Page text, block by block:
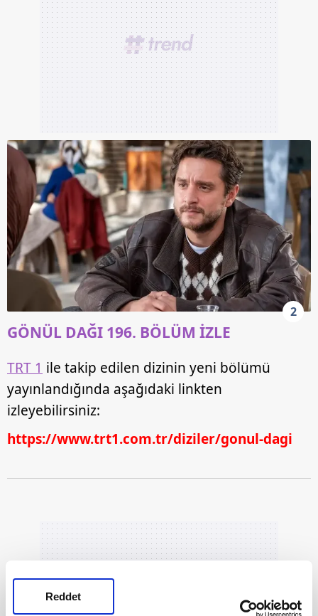
Reddet
2
GÖNÜL DAĞI 196. BÖLÜM İZLE
TRT 1 ile takip edilen dizinin yeni bölümü
yayınlandığında aşağıdaki linkten
izleyebilirsiniz:
https://www.trt1.com.tr/diziler/gonul-dagi